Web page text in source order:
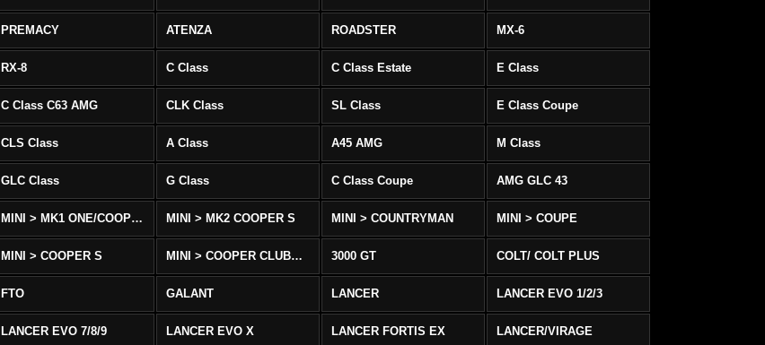
PREMACY ATENZA ROADSTER MX-6
RX-8 C Class C Class Estate E Class
C Class C63 AMG CLK Class SL Class E Class Coupe
CLS Class A Class A45 AMG M Class
GLC Class G Class C Class Coupe AMG GLC 43
MINI > MK1 ONE/COOPER MINI > MK2 COOPER S MINI > COUNTRYMAN MINI > COUPE
MINI > COOPER S MINI > COOPER CLUBMAN 3000 GT COLT/ COLT PLUS
FTO GALANT LANCER LANCER EVO 1/2/3
LANCER EVO 7/8/9 LANCER EVO X LANCER FORTIS EX LANCER/VIRAGE